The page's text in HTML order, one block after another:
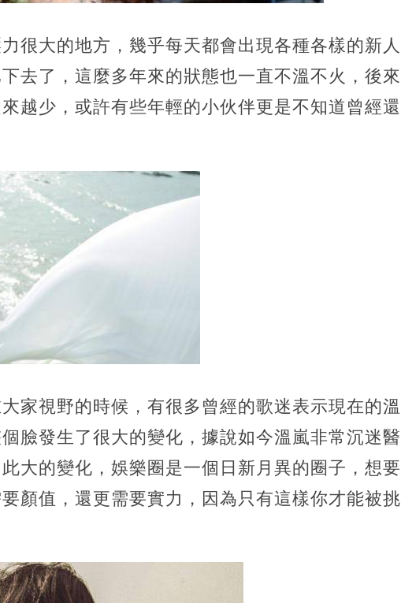
很大的地方，幾乎每天都會出現各種各樣的新
去了，這麼多年來的狀態也一直不溫不火，後
越少，或許有些年輕的小伙伴更是不知道曾經
家視野的時候，有很多曾經的歌迷表示現在的
臉發生了很大的變化，據說如今溫嵐非常沉迷
大的變化，娛樂圈是一個日新月異的圈子，想
顏值，還更需要實力，因為只有這樣你才能被